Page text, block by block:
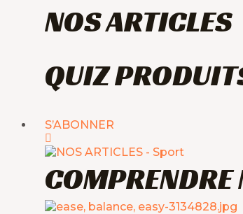
NOS ARTICLES
QUIZ
S’ABONNER